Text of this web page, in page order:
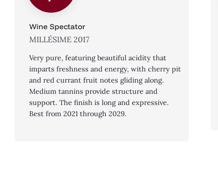
Wine Spectator
MILLÉSIME 2017
Very pure, featuring beautiful acidity that
imparts freshness and energy, with cherry pit
and red currant fruit notes gliding along.
Medium tannins provide structure and
support. The finish is long and expressive.
Best from 2021 through 2029.